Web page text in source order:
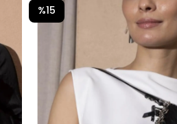
%15